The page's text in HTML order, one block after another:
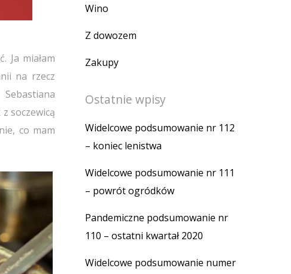
Ja miałam
na rzecz
soczewicą
co mam
Wino
Z dowozem
Zakupy
Ostatnie wpisy
Widelcowe podsumowanie nr 112
– koniec lenistwa
Widelcowe podsumowanie nr 111
– powrót ogródków
Pandemiczne podsumowanie nr
110 – ostatni kwartał 2020
Widelcowe podsumowanie numer